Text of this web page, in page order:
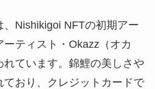
、Nishikigoi NFTの初期アー
ーティスト・Okazz（オカ
れています。錦鯉の美しさや
ており、クレジットカードで